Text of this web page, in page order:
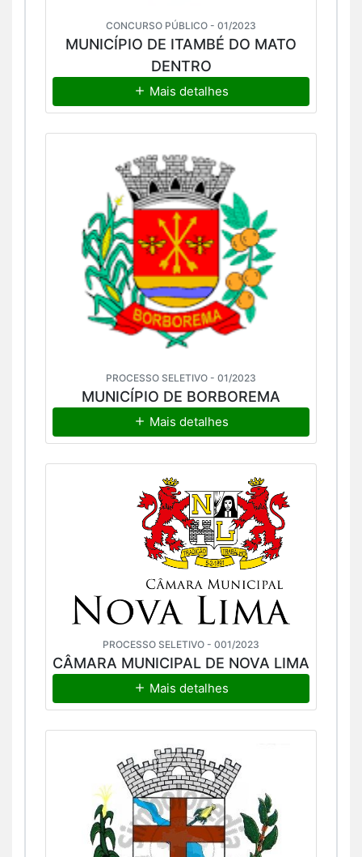
CONCURSO PÚBLICO - 01/2023
MUNICÍPIO DE ITAMBÉ DO MATO
DENTRO
Mais detalhes
PROCESSO SELETIVO - 01/2023
MUNICÍPIO DE BORBOREMA
Mais detalhes
PROCESSO SELETIVO - 001/2023
CÂMARA MUNICIPAL DE NOVA LIMA
Mais detalhes